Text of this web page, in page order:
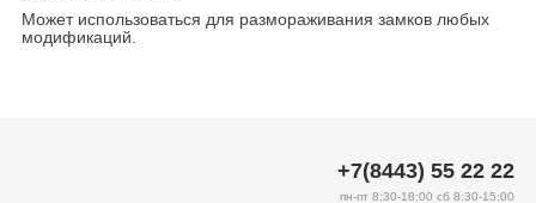
Может использоваться для размораживания замков любых
модификаций.
+7(8443) 55 22 22
пн-пт 8:30-18:00 сб 8:30-15:00